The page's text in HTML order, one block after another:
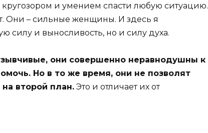
и умением спасти любую ситуацию.
Они – сильные женщины. И здесь я
силу и выносливость, но и силу духа.
они совершенно неравнодушны к
Но в то же время, они не позволят
второй план. Это и отличает их от